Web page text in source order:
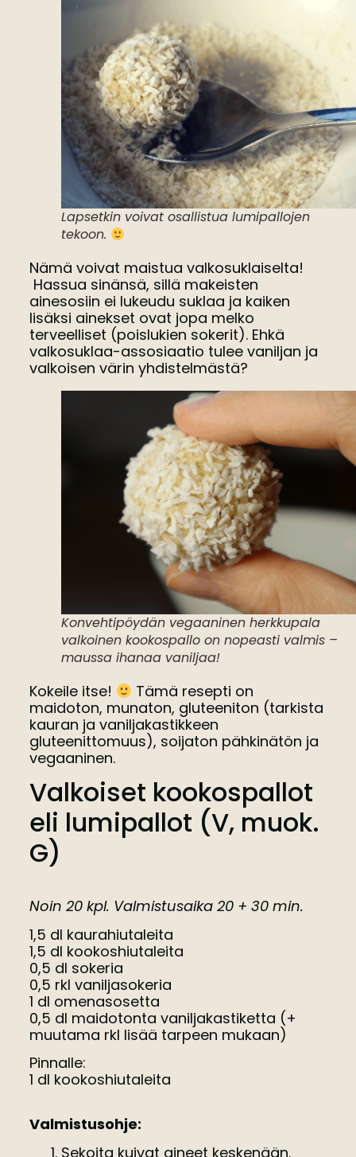
Lapsetkin voivat osallistua lumipallojen
tekoon.
Nämä voivat maistua valkosuklaiselta!
Hassua sinänsä, sillä makeisten
ainesosiin ei lukeudu suklaa ja kaiken
lisäksi ainekset ovat jopa melko
terveelliset (poislukien sokerit). Ehkä
valkosuklaa-assosiaatio tulee vaniljan ja
valkoisen värin yhdistelmästä?
Konvehtipöydän vegaaninen herkkupala
valkoinen kookospallo on nopeasti valmis –
maussa ihanaa vaniljaa!
Kokeile itse!
Tämä resepti on
maidoton, munaton, gluteeniton (tarkista
kauran ja vaniljakastikkeen
gluteenittomuus), soijaton pähkinätön ja
vegaaninen.
Valkoiset kookospallot
eli lumipallot (V, muok.
G)
Noin 20 kpl. Valmistusaika 20 + 30 min.
1,5 dl kaurahiutaleita
1,5 dl kookoshiutaleita
0,5 dl sokeria
0,5 rkl vaniljasokeria
1 dl omenasosetta
0,5 dl maidotonta vaniljakastiketta (+
muutama rkl lisää tarpeen mukaan)
Pinnalle:
1 dl kookoshiutaleita
Valmistusohje:
Sekoita kuivat aineet keskenään.